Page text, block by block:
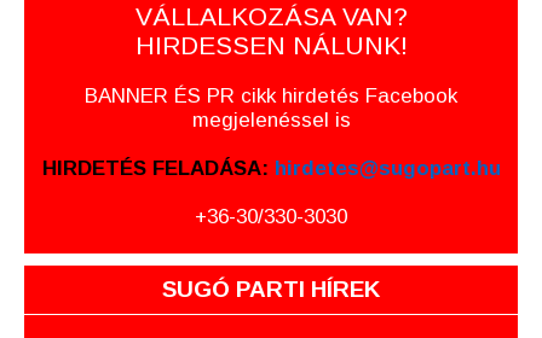
VÁLLALKOZÁSA VAN?
HIRDESSEN NÁLUNK!
BANNER ÉS PR cikk hirdetés Facebook
megjelenéssel is
HIRDETÉS FELADÁSA: hirdetes@sugopart.hu
+36-30/330-3030
SUGÓ PARTI HÍREK